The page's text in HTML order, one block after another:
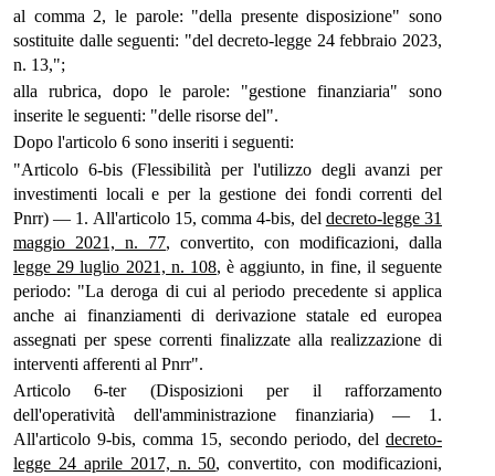
al comma 2, le parole: "della presente disposizione" sono
sostituite dalle seguenti: "del decreto-legge 24 febbraio 2023,
n. 13,";
alla rubrica, dopo le parole: "gestione finanziaria" sono
inserite le seguenti: "delle risorse del".
Dopo l'articolo 6 sono inseriti i seguenti:
"Articolo 6-bis (Flessibilità per l'utilizzo degli avanzi per
investimenti locali e per la gestione dei fondi correnti del
Pnrr) — 1. All'articolo 15, comma 4-bis, del decreto-legge 31
maggio 2021, n. 77, convertito, con modificazioni, dalla
legge 29 luglio 2021, n. 108, è aggiunto, in fine, il seguente
periodo: "La deroga di cui al periodo precedente si applica
anche ai finanziamenti di derivazione statale ed europea
assegnati per spese correnti finalizzate alla realizzazione di
interventi afferenti al Pnrr".
Articolo 6-ter (Disposizioni per il rafforzamento
dell'operatività dell'amministrazione finanziaria) — 1.
All'articolo 9-bis, comma 15, secondo periodo, del decreto-
legge 24 aprile 2017, n. 50, convertito, con modificazioni,